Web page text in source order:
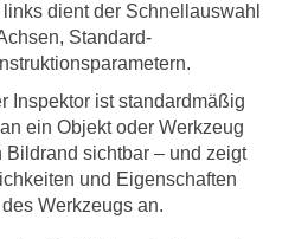
dient der Schnellauswahl
Standard-
Inspektor ist standardmäßig
ein Objekt oder Werkzeug
Bildrand sichtbar – und zeigt
und Eigenschaften
Werkzeugs an.